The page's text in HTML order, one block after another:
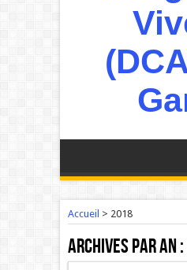
Accueil > 2018
Archives par an :